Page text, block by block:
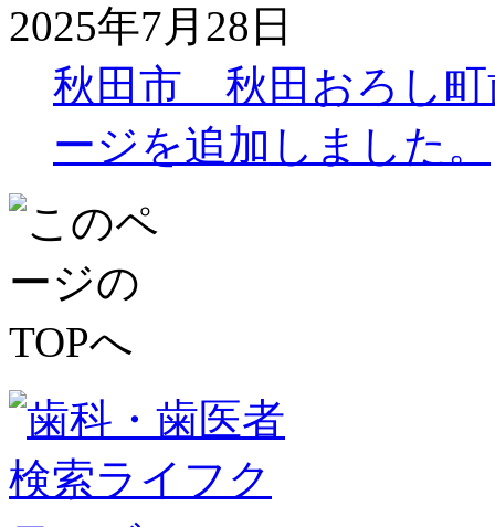
2025年7月28日
秋田市 秋田おろし町
ージを追加しました。